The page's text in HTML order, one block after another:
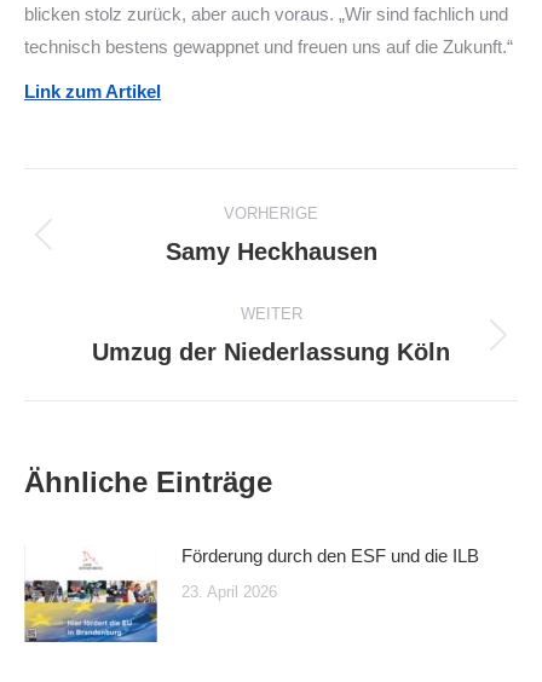
blicken stolz zurück, aber auch voraus. „Wir sind fachlich und
technisch bestens gewappnet und freuen uns auf die Zukunft.“
Link zum Artikel
VORHERIGE
Vorheriger
Samy Heckhausen
WEITER
Nächster
Umzug der Niederlassung Köln
Ähnliche Einträge
Förderung durch den ESF und die ILB
23. April 2026